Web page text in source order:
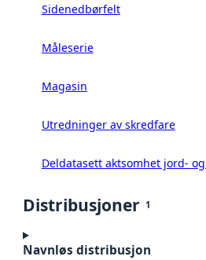
Sidenedbørfelt
Måleserie
Magasin
Utredninger av skredfare
Deldatasett aktsomhet jord-
Distribusjoner 1
Navnløs distribusjon